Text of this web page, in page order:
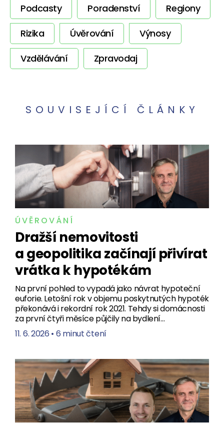
Podcasty Poradenství
Regiony
Rizika
Úvěrování
Výnosy
Vzdělávání
Zpravodaj
SOUVISEJÍCÍ ČLÁNKY
ÚVĚROVÁNÍ
Dražší nemovitosti
a geopolitika začínají přivírat
vrátka k hypotékám
Na první pohled to vypadá jako návrat hypoteční
euforie. Letošní rok v objemu poskytnutých hypoték
překonává i rekordní rok 2021. Tehdy si domácnosti
za první čtyři měsíce půjčily na bydlení…
11. 6. 2026 • 6 minut čtení